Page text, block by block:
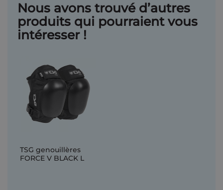
Nous avons trouvé d’autres
produits qui pourraient vous
intéresser !
TSG genouillères
FORCE V BLACK L